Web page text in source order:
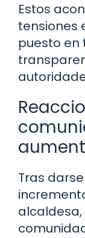
Estos
tensiones
puesto en
Tras
alcaldesa,